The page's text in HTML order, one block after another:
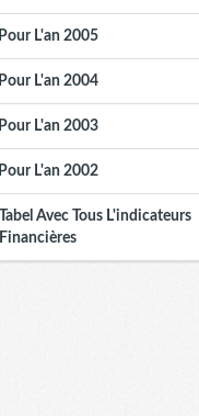
Pour L'an 2005
Pour L'an 2004
Pour L'an 2003
Pour L'an 2002
Tabel Avec Tous L'indicateurs
Financières